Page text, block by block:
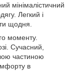
мінімалістичний
Легкий і
щодня.
моменту.
Сучасний,
частиною
в